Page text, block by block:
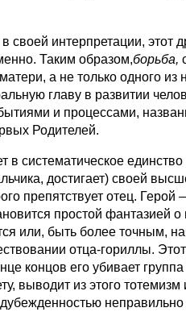
своей интерпретации, этот
Таким образом,борьба,
а не только одного из
главу в развитии
и процессами,
Родителей.
в систематическое
достигает) своей
препятствует отец.
простой фантазией
или, быть более точным,
отца-гориллы.
концов его убивает
выводит из этого